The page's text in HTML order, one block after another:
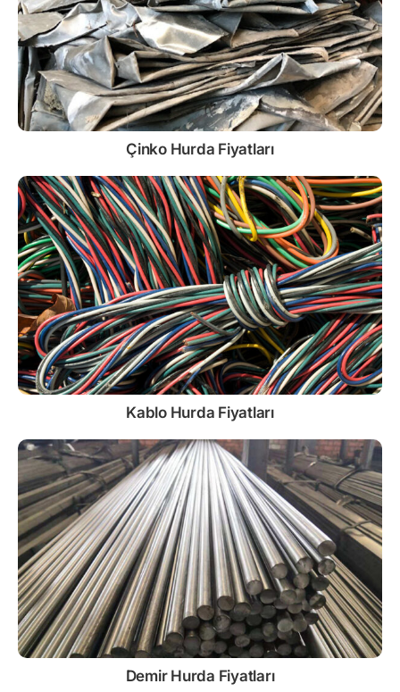
Çinko Hurda Fiyatları
Kablo Hurda Fiyatları
Demir Hurda Fiyatları